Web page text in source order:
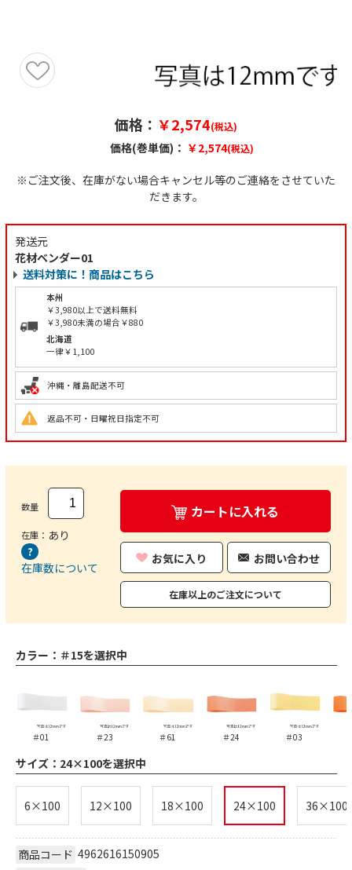
価格： ￥2,574(税込)
価格(巻単価)： ￥2,574(税込)
※ご注文後、在庫がない場合キャンセル等のご連絡をさせていた
だきます。
発送元
花材ベンダー01
送料対策に！商品はこちら
本州
￥3,980以上で送料無料
￥3,980未満の場合￥880
北海道
一律￥1,100
沖縄・離島配送不可
返品不可・日曜祝日指定不可
数量
在庫： あり
在庫数について
カートに入れる
お気に入り お問い合わせ
在庫以上のご注文について
カラー： ＃15を選択中
＃01 ＃23 ＃61 ＃24 ＃03
サイズ： 24×100を選択中
6×100 12×100 18×100 24×100 36×100
商品コード 4962616150905